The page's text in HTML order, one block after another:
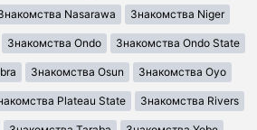
Nasarawa Знакомства Niger
Знакомства Ondo Знакомства Ondo State
Знакомства Osun Знакомства Oyo
Plateau State Знакомства Rivers